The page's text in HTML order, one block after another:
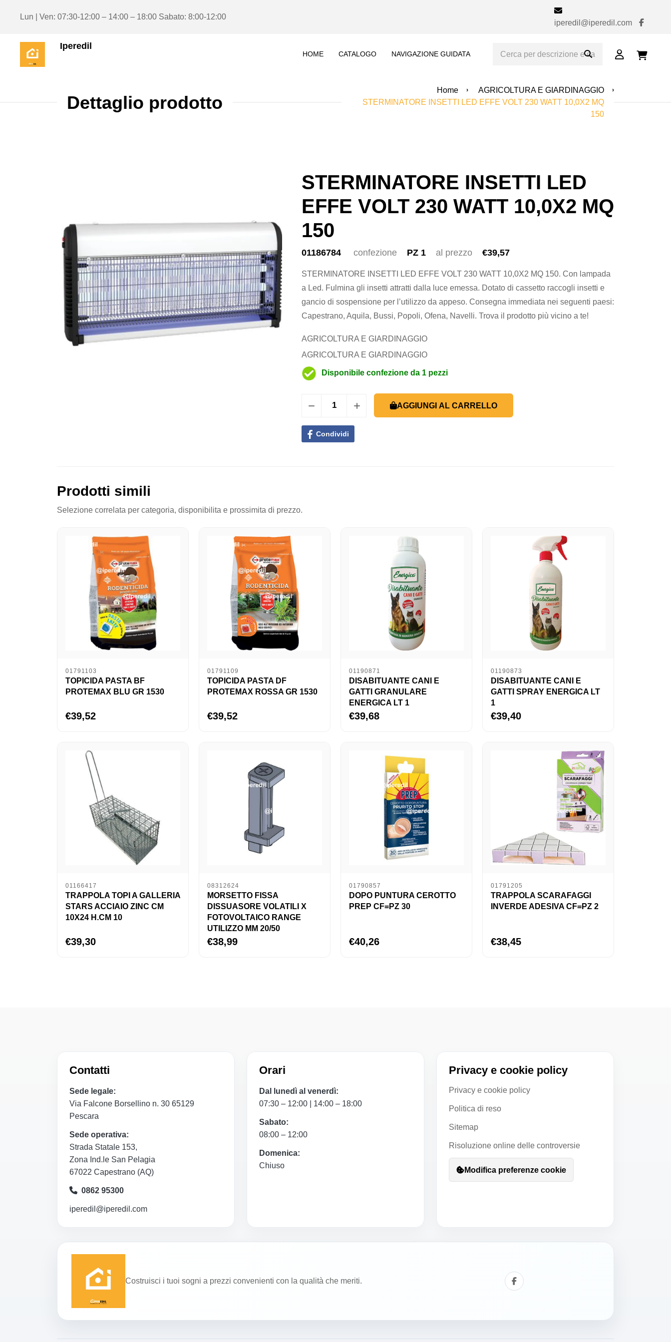
Lun | Ven: 07:30-12:00 – 14:00 – 18:00 Sabato: 8:00-12:00
iperedil@iperedil.com
Iperedil
HOME CATALOGO NAVIGAZIONE GUIDATA
Dettaglio prodotto
Home
AGRICOLTURA E GIARDINAGGIO
STERMINATORE INSETTI LED EFFE VOLT 230 WATT 10,0X2 MQ
150
STERMINATORE INSETTI LED
EFFE VOLT 230 WATT 10,0X2 MQ
150
01186784 confezione PZ 1 al prezzo €39,57
STERMINATORE INSETTI LED EFFE VOLT 230 WATT 10,0X2 MQ 150. Con lampada
a Led. Fulmina gli insetti attratti dalla luce emessa. Dotato di cassetto raccogli insetti e
gancio di sospensione per l’utilizzo da appeso. Consegna immediata nei seguenti paesi:
Capestrano, Aquila, Bussi, Popoli, Ofena, Navelli. Trova il prodotto più vicino a te!
AGRICOLTURA E GIARDINAGGIO
AGRICOLTURA E GIARDINAGGIO
Disponibile confezione da 1 pezzi
AGGIUNGI AL CARRELLO
Condividi
Prodotti simili
Selezione correlata per categoria, disponibilita e prossimita di prezzo.
01791103
TOPICIDA PASTA BF
PROTEMAX BLU GR 1530
€39,52
01791109
TOPICIDA PASTA DF
PROTEMAX ROSSA GR 1530
€39,52
01190871
DISABITUANTE CANI E
GATTI GRANULARE
ENERGICA LT 1
€39,68
01190873
DISABITUANTE CANI E
GATTI SPRAY ENERGICA LT
1
€39,40
01166417
TRAPPOLA TOPI A GALLERIA
STARS ACCIAIO ZINC CM
10X24 H.CM 10
€39,30
08312624
MORSETTO FISSA
DISSUASORE VOLATILI X
FOTOVOLTAICO RANGE
UTILIZZO MM 20/50
€38,99
01790857
DOPO PUNTURA CEROTTO
PREP CF=PZ 30
€40,26
01791205
TRAPPOLA SCARAFAGGI
INVERDE ADESIVA CF=PZ 2
€38,45
Contatti
Sede legale:
Via Falcone Borsellino n. 30 65129
Pescara
Sede operativa:
Strada Statale 153,
Zona Ind.le San Pelagia
67022 Capestrano (AQ)
0862 95300
iperedil@iperedil.com
Orari
Dal lunedì al venerdì:
07:30 – 12:00 | 14:00 – 18:00
Sabato:
08:00 – 12:00
Domenica:
Chiuso
Privacy e cookie policy
Privacy e cookie policy
Politica di reso
Sitemap
Risoluzione online delle controversie
Modifica preferenze cookie
Costruisci i tuoi sogni a prezzi convenienti con la qualità che meriti.